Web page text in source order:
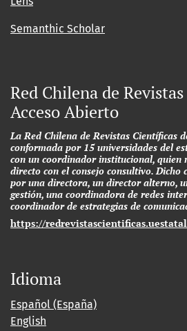
Semanthic Scholar
Red Chilena de
Acceso Abierto
La Red Chilena de Revistas Científicas
conformada por 15 universidades del
con un coordinador institucional, quien
directo con el consejo consultivo. Dicho
por una directora, un director alterno,
gestión, una coordinadora de redes
coordinador de estrategias de
https://
Idioma
Español (España)
English